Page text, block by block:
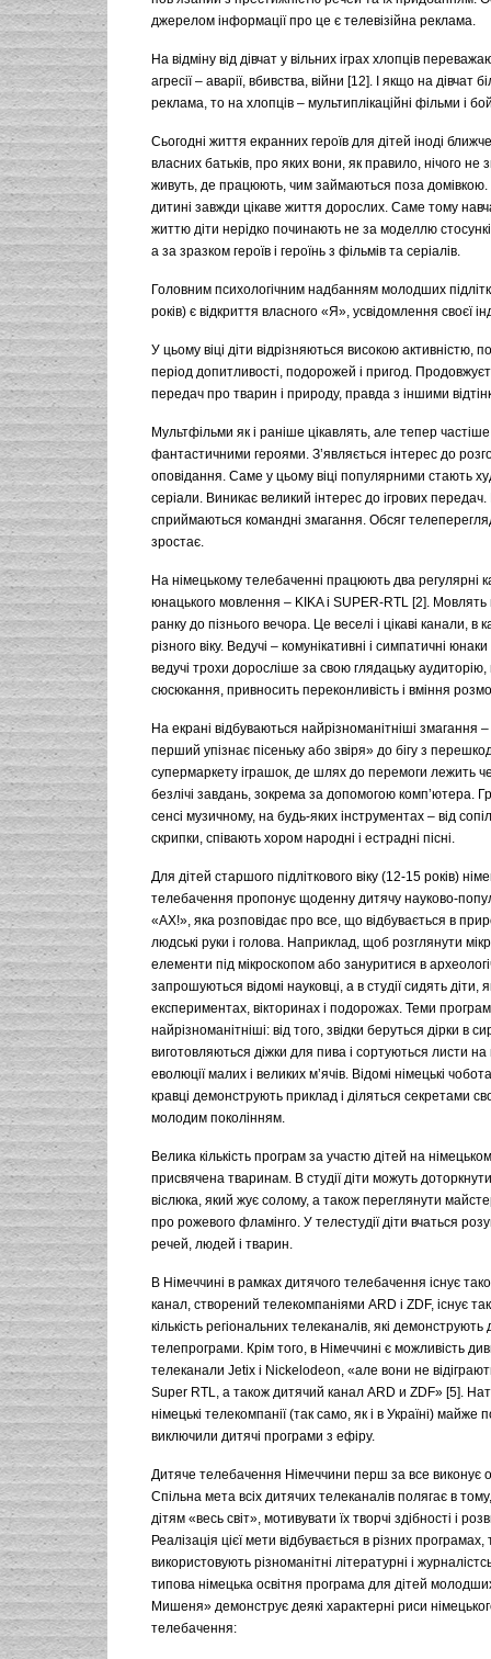
джерелом інформації про це є телевізійна реклама.
На відміну від дівчат у вільних іграх хлопців
агресії – аварії, вбивства, війни [12]. І якщо на дівчат
реклама, то на хлопців – мультиплікаційні фільми і
Сьогодні життя екранних героїв для дітей іноді
власних батьків, про яких вони, як правило, нічого не
живуть, де працюють, чим займаються поза домівкою.
дитині завжди цікаве життя дорослих. Саме тому
життю діти нерідко починають не за моделлю
а за зразком героїв і героїнь з фільмів та серіалів.
Головним психологічним надбанням молодших
років) є відкриття власного «Я», усвідомлення своєї
У цьому віці діти відрізняються високою активністю,
період допитливості, подорожей і пригод.
передач про тварин і природу, правда з іншими
Мультфільми як і раніше цікавлять, але тепер
фантастичними героями. З’являється інтерес до
оповідання. Саме у цьому віці популярними стають
серіали. Виникає великий інтерес до ігрових
сприймаються командні змагання. Обсяг
зростає.
На німецькому телебаченні працюють два регулярні
юнацького мовлення – KIKA і SUPER-RTL [2].
ранку до пізнього вечора. Це веселі і цікаві канали, в
різного віку. Ведучі – комунікативні і симпатичні юнаки
ведучі трохи доросліше за свою глядацьку
сюсюкання, привносить переконливість і вміння
На екрані відбуваються найрізноманітніші змагання
перший упізнає пісеньку або звіря» до бігу з
супермаркету іграшок, де шлях до перемоги лежить
безлічі завдань, зокрема за допомогою комп’ютера.
сенсі музичному, на будь-яких інструментах – від
скрипки, співають хором народні і естрадні пісні.
Для дітей старшого підліткового віку (12-15 років)
телебачення пропонує щоденну дитячу науково-
«АХ!», яка розповідає про все, що відбувається в
людські руки і голова. Наприклад, щоб розглянути
елементи під мікроскопом або зануритися в
запрошуються відомі науковці, а в студії сидять діти,
експериментах, вікторинах і подорожах. Теми
найрізноманітніші: від того, звідки беруться дірки в
виготовляються діжки для пива і сортуються листи
еволюції малих і великих м’ячів. Відомі німецькі
кравці демонструють приклад і діляться секретами
молодим поколінням.
Велика кількість програм за участю дітей на
присвячена тваринам. В студії діти можуть
віслюка, який жує солому, а також переглянути
про рожевого фламінго. У телестудії діти вчаться
речей, людей і тварин.
В Німеччині в рамках дитячого телебачення існує
канал, створений телекомпаніями ARD і ZDF, існує
кількість регіональних телеканалів, які демонструють
телепрограми. Крім того, в Німеччині є можливість
телеканали Jetix і Nickelodeon, «але вони не
Super RTL, а також дитячий канал ARD и ZDF» [5].
німецькі телекомпанії (так само, як і в Україні) майже
виключили дитячі програми з ефіру.
Дитяче телебачення Німеччини перш за все виконує
Спільна мета всіх дитячих телеканалів полягає в
дітям «весь світ», мотивувати їх творчі здібності і
Реалізація цієї мети відбувається в різних
використовують різноманітні літературні і
типова німецька освітня програма для дітей
Мишеня» демонструє деякі характерні риси
телебачення: